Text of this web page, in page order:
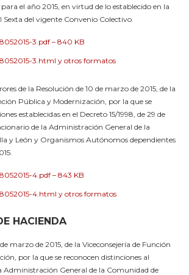
el año 2015, en virtud de lo establecido en la
Sexta del vigente Convenio Colectivo.
3.pdf – 840 KB
3.html y otros formatos
de la Resolución de 10 de marzo de 2015, de la
Pública y Modernización, por la que se
establecidas en el Decreto 15/1998, de 29 de
de la Administración General de la
y León y Organismos Autónomos dependientes
4.pdf – 843 KB
4.html y otros formatos
HACIENDA
marzo de 2015, de la Viceconsejería de Función
por la que se reconocen distinciones al
Administración General de la Comunidad de